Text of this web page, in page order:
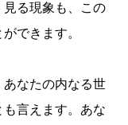
見る現象も、この
できます。
あなたの内なる世
言えます。あな